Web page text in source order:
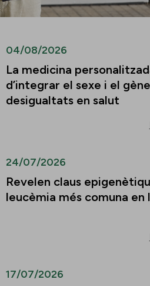
04/08/2026
La medicina
d’integrar el sexe i el
desigualtats en salut
24/07/2026
Revelen claus
leucèmia més comuna en
17/07/2026